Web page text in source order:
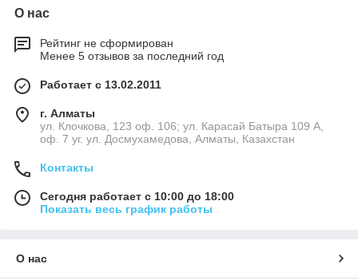
О нас
Рейтинг не сформирован
Менее 5 отзывов за последний год
Работает с 13.02.2011
г. Алматы
ул. Клочкова, 123 оф. 106; ул. Карасай Батыра 109 А,
оф. 7 уг. ул. Досмухамедова, Алматы, Казахстан
Контакты
Сегодня работает с 10:00 до 18:00
Показать весь график работы
О нас